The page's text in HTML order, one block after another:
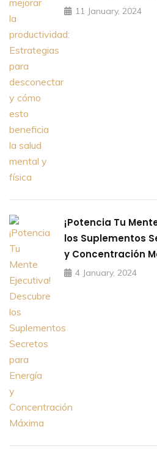
11 January, 2024
¡Potencia Tu
los Suplementos
y Concentración
4 January, 2024